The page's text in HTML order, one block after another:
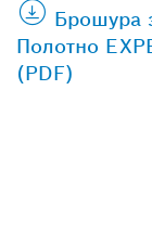
Брошура
Полотно
(PDF)